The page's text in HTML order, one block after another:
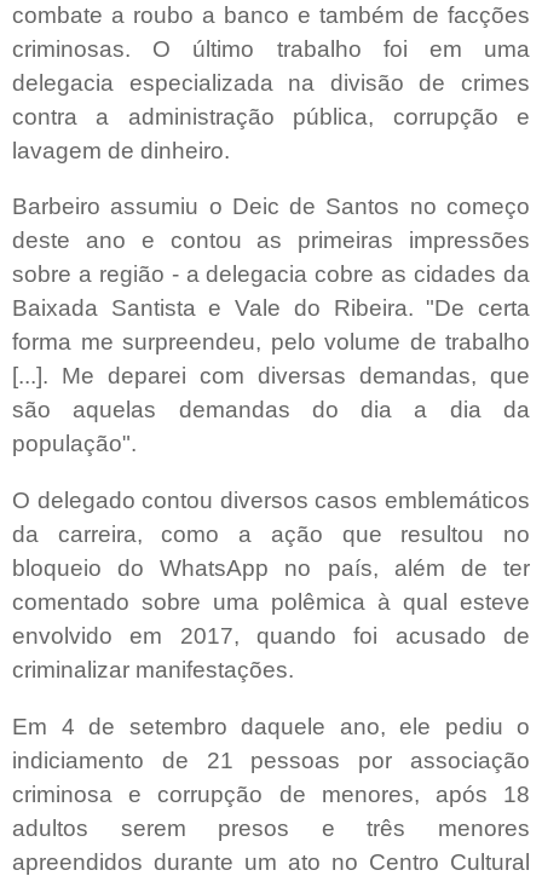
combate a roubo a banco e também de facções
criminosas. O último trabalho foi em uma
delegacia especializada na divisão de crimes
contra a administração pública, corrupção e
lavagem de dinheiro.
Barbeiro assumiu o Deic de Santos no começo
deste ano e contou as primeiras impressões
sobre a região - a delegacia cobre as cidades da
Baixada Santista e Vale do Ribeira. "De certa
forma me surpreendeu, pelo volume de trabalho
[...]. Me deparei com diversas demandas, que
são aquelas demandas do dia a dia da
população".
O delegado contou diversos casos emblemáticos
da carreira, como a ação que resultou no
bloqueio do WhatsApp no país, além de ter
comentado sobre uma polêmica à qual esteve
envolvido em 2017, quando foi acusado de
criminalizar manifestações.
Em 4 de setembro daquele ano, ele pediu o
indiciamento de 21 pessoas por associação
criminosa e corrupção de menores, após 18
adultos serem presos e três menores
apreendidos durante um ato no Centro Cultural